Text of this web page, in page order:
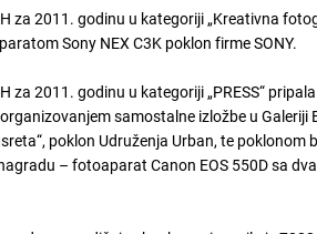
za 2011. godinu u kategoriji „Kreativna
Sony NEX C3K poklon firme SONY.
za 2011. godinu u kategoriji „PRESS“
samostalne izložbe u
poklon Udruženja Urban, te
– fotoaparat Canon EOS 550D sa